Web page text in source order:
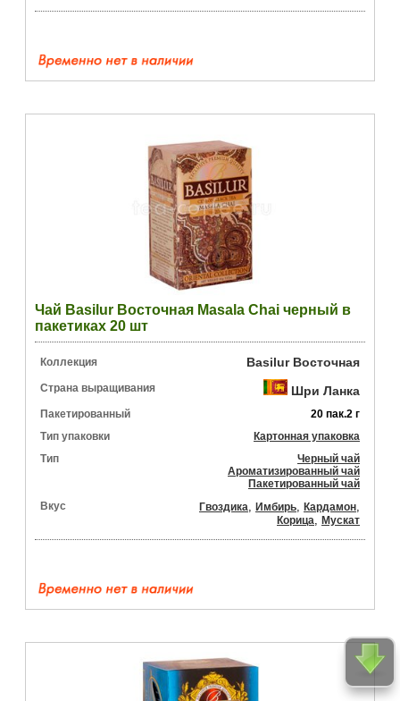
Чай Basilur Восточная Masala Chai черный в
пакетиках 20 шт
Коллекция Basilur Восточная
Страна выращивания Шри Ланка
Пакетированный
20 пак.2 г
Тип упаковки
Картонная упаковка
Тип
Черный чай
Ароматизированный чай
Пакетированный чай
Вкус
Гвоздика, Имбирь, Кардамон,
Корица, Мускат